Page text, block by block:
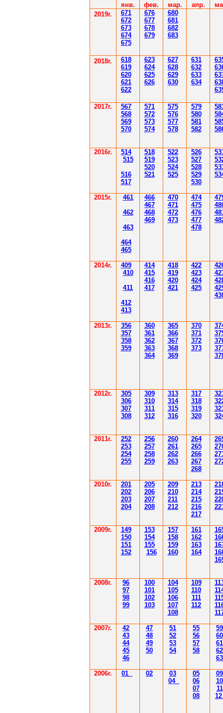
янв. фев. мар. апр.
2019г.
671
672
673
674
675
676
677
678
679
680
681
682
683
2018г. 618
619
620
621
622
623
624
625
626
627
628
629
630
631
632
633
634
63
2017г.
567
568
569
570
571
572
573
574
575
576
577
578
579
580
581
582
2016г.
514
515
516
517
518
519
520
521
522
523
524
525
526
527
528
529
530
2015г. 461
462
463
464
465
466
467
468
469
470
471
472
473
474
475
476
477
478
2014г. 409
410
411
412
413
414
415
416
417
418
419
420
421
422
423
424
425
2013г.
356
357
358
359
360
361
362
363
364
365
366
367
368
369
370
371
372
373
37
37
37
2012г. 305
306
307
308
309
310
311
312
313
314
315
316
317
318
319
320
3
3
3
3
2011г.
252
253
254
255
256
257
258
259
260
261
262
263
264
265
266
267
268
26
2
2
2
2010г.
201
202
203
204
205
206
207
208
209
210
211
212
213
214
215
216
217
2009г.
149
150
151
152
153
154
155
156
157
158
159
160
161
162
163
164
2008г.
96
97
98
99
100
101
102
103
104
105
106
107
108
109
110
111
112
2007г.
42
43
44
45
46
47
48
49
50
51
52
53
54
55
56
57
58
59
60
61
62
63
2006г. 01 02
03
04
05
06
07
08
09
10
11